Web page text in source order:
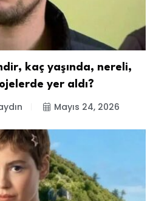
kaç yaşında, nereli,
yer aldı?
Mayıs 24, 2026